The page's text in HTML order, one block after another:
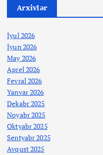
Arxivlər
İyul 2026
İyun 2026
May 2026
Aprel 2026
Fevral 2026
Yanvar 2026
Dekabr 2025
Noyabr 2025
Oktyabr 2025
Sentyabr 2025
Avqust 2025